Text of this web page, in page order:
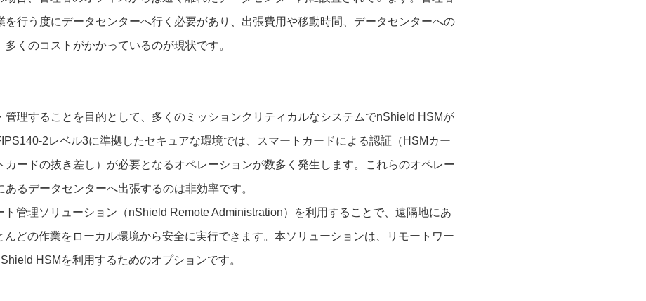
を行う度にデータセンターへ行く必要があり、出張費用や移動時間、データセンターへの
くのコストがかかっているのが現状です。
管理することを目的として、多くのミッションクリティカルなシステムでnShield HSMが
2レベル3に準拠したセキュアな環境では、スマートカードによる認証（HSMカー
カードの抜き差し）が必要となるオペレーションが数多く発生します。これらのオペレー
あるデータセンターへ出張するのは非効率です。
ト管理ソリューション（nShield Remote Administration）を利用することで、遠隔地にあ
んどの作業をローカル環境から安全に実行できます。本ソリューションは、リモートワー
HSMを利用するためのオプションです。